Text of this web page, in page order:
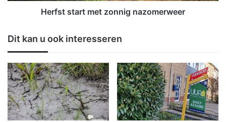
a
k
e
l
m
e
t
v
e
t
z
o
n
n
i
g
Herfst start met zonnig nazomerweer
Dit kan u ook interesseren